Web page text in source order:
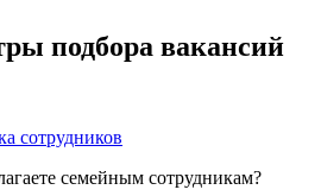
подбора вакансий
сотрудников
семейным сотрудникам?